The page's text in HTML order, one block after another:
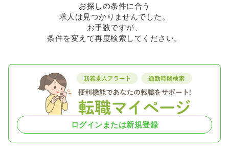
お探しの条件に合う
求人は見つかりませんでした。
お手数ですが、
条件を変えて再度検索してください。
ログインまたは新規登録